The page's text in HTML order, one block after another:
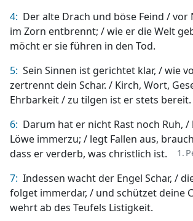
4: Der alte Drach und böse Feind / vor
im Zorn entbrennt; / wie er die Welt
möcht er sie führen in den Tod.
5: Sein Sinnen ist gerichtet klar, / wie
zertrennt dein Schar. / Kirch, Wort,
Ehrbarkeit / zu tilgen ist er stets bereit.
6: Darum hat er nicht Rast noch Ruh,
Löwe immerzu; / legt Fallen aus,
dass er verderb, was christlich ist.
1.
7: Indessen wacht der Engel Schar, /
folget immerdar, / und schützet deine
wehrt ab des Teufels Listigkeit.